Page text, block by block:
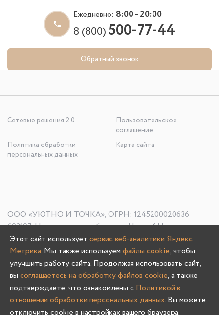
Ежедневно: 8:00 - 20:00
8 (800)500-77-44
Обратный звонок
Сетевые решения 2.0
Пользовательское
соглашение
Политика обработки
персональных данных
Карта сайта
ООО «УЮТНО И ТОЧКА», ОГРН: 1245200020636
603107, Нижегородская область, г. Нижний Новгород, пр-
кт Гагарина, д. 178/1
Олмеко © 2004 -2026
Этот сайт использует сервис веб-аналитики Яндекс
Метрика. Мы также используем файлы cookie, чтобы
улучшить работу сайта. Продолжая использовать сайт,
вы соглашаетесь на обработку файлов cookie, а также
подтверждаете, что ознакомлены с Политикой в
отношении обработки персональных данных. Вы можете
отключить cookie в настройках вашего браузера.